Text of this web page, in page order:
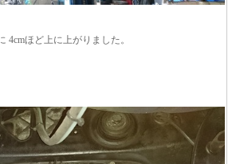
4cmほど上に上がりました。